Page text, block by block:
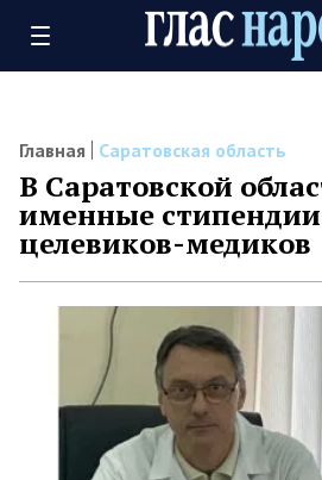
Главная Саратовская область
В Саратовской
именные
целевиков-медиков